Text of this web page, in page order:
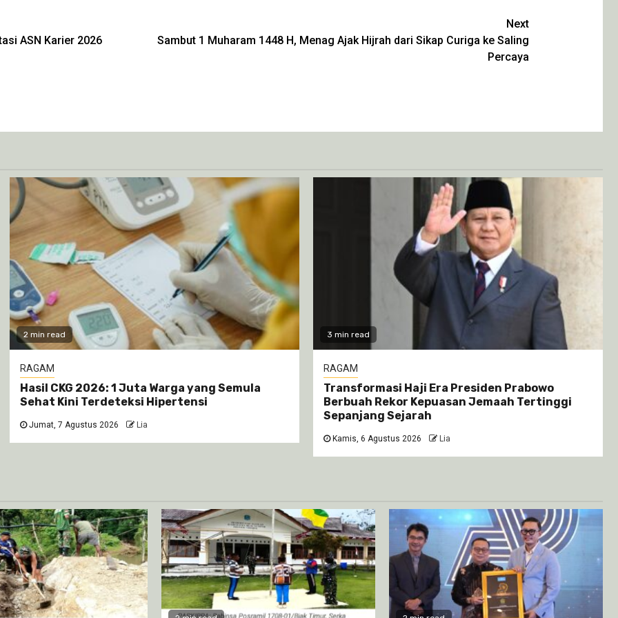
ASN Karier 2026
Next
Sambut 1 Muharam 1448 H, Menag Ajak Hijrah dari Sikap Curiga ke Saling
Percaya
2 min read
RAGAM
Hasil CKG 2026: 1 Juta Warga yang Semula
Sehat Kini Terdeteksi Hipertensi
Jumat, 7 Agustus 2026 Lia
3 min read
RAGAM
Transformasi Haji Era Presiden Prabowo
Berbuah Rekor Kepuasan Jemaah Tertinggi
Sepanjang Sejarah
Kamis, 6 Agustus 2026 Lia